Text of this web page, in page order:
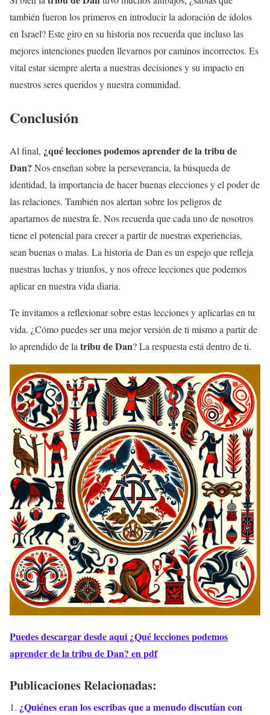
también fueron los primeros en introducir la adoración de ídolos
en Israel? Este giro en su historia nos recuerda que incluso las
mejores intenciones pueden llevarnos por caminos incorrectos. Es
vital estar siempre alerta a nuestras decisiones y su impacto en
nuestros seres queridos y nuestra comunidad.
Conclusión
Al final, ¿qué lecciones podemos aprender de latribu de
Dan? Nos enseñan sobre la perseverancia, la búsqueda de
identidad, la importancia de hacer buenas elecciones y el poder de
las relaciones. También nos alertan sobre los peligros de
apartarnos de nuestra fe. Nos recuerda que cada uno de nosotros
tiene el potencial para crecer a partir de nuestras experiencias,
sean buenas o malas. La historia de Dan es un espejo que refleja
nuestras luchas y triunfos, y nos ofrece lecciones que podemos
aplicar en nuestra vida diaria.
Te invitamos a reflexionar sobre estas lecciones y aplicarlas en tu
vida. ¿Cómo puedes ser una mejor versión de ti mismo a partir de
lo aprendido de la tribu de Dan? La respuesta está dentro de ti.
Puedes descargar desde aqui ¿Qué lecciones podemos
aprender de la tribu de Dan? en pdf
Publicaciones Relacionadas:
¿Quiénes eran los escribas que a menudo discutían con